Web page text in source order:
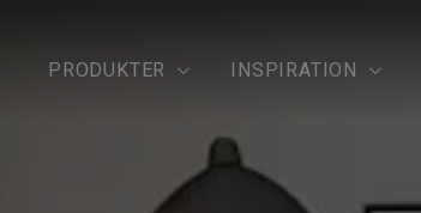
PRODUKTER INSPIRATION